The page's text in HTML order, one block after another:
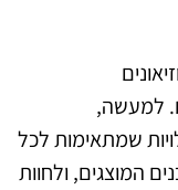
למעשה,
שמתאימות לכל
המוצגים, ולחוות